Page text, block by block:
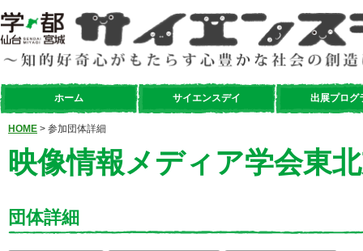
ホーム サイエンスデイ 出展プログ
HOME > 参加団体詳細
映像情報メディア学会東
団体詳細